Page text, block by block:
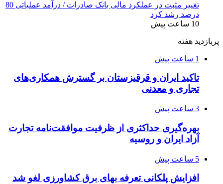
تغییر مثبت در عملکرد مالی بانک صادرات / درآمد عملیاتی 80
درصد رشد کرد
10 ساعت پیش
پربازدید هفته
1 ساعت پیش
تاکید ایران و قرقیزستان بر گسترش همکاری‌های
تجاری و معدنی
3 ساعت پیش
بهره‌گیری حداکثری از ظرفیت موافقت‌نامه تجارت
آزاد ایران و روسیه
5 ساعت پیش
افزایش پلکانی تعرفه بهای برق کشاورزی لغو شد